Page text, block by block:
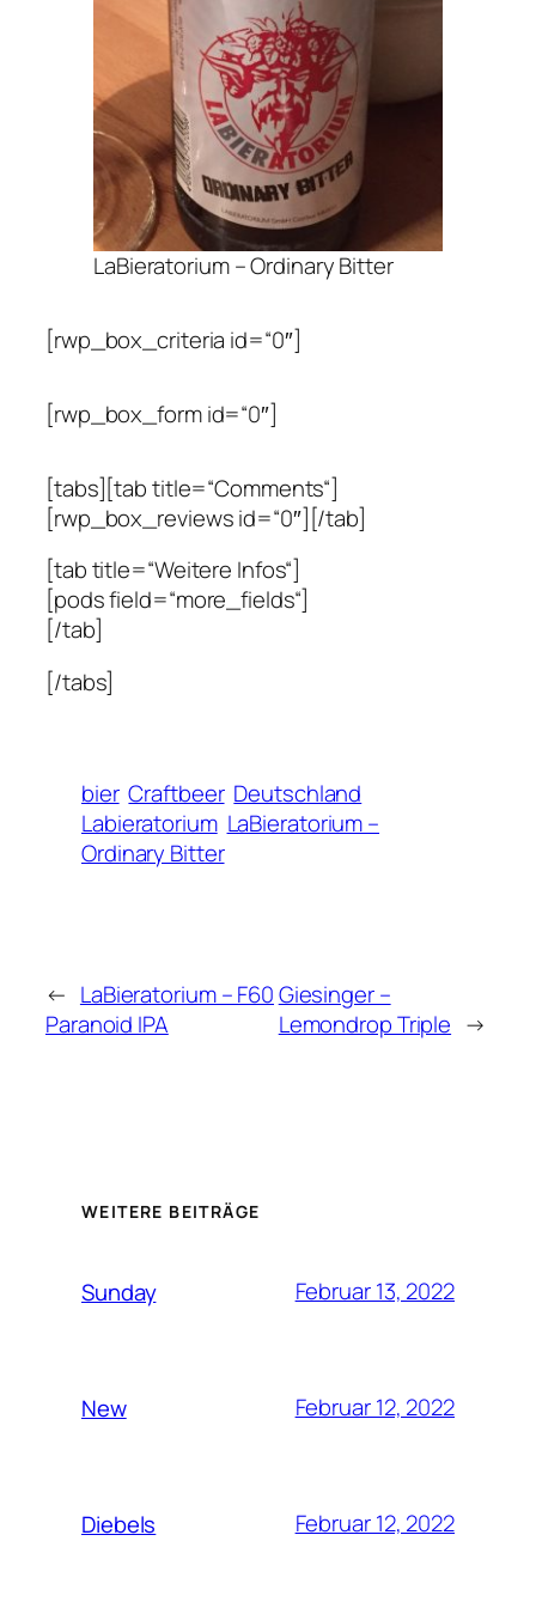
LaBieratorium – Ordinary Bitter
[rwp_box_criteria id=“0″]
[rwp_box_form id=“0″]
[tabs][tab title=“Comments“]
[rwp_box_reviews id=“0″][/tab]
[tab title=“Weitere Infos“]
[pods field=“more_fields“]
[/tab]
[/tabs]
bier Craftbeer Deutschland
Labieratorium LaBieratorium –
Ordinary Bitter
← LaBieratorium – F60
Paranoid IPA
Giesinger –
Lemondrop Triple →
WEITERE BEITRÄGE
Sunday Februar 13, 2022
New Februar 12, 2022
Diebels Februar 12, 2022